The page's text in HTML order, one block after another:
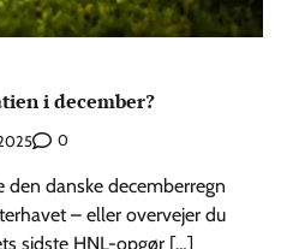
i december?
0
danske decemberregn
– eller overvejer du
sidste HNL-opgør […]